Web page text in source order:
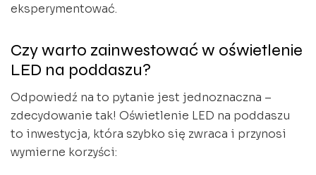
eksperymentować.
Czy warto zainwestować w oświetlenie
LED na poddaszu?
Odpowiedź na to pytanie jest jednoznaczna –
zdecydowanie tak! Oświetlenie LED na poddaszu
to inwestycja, która szybko się zwraca i przynosi
wymierne korzyści: